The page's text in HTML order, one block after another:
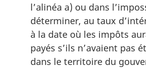
l’alinéa a) ou dans
déterminer, au taux
à la date où les impôts
payés s’ils n’avaient pas
dans le territoire du